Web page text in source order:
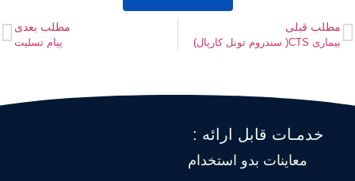
مطلب قبلی
بیماری CTS( سندروم تونل کارپال)
مطلب بعدی
پیام تسلیت
خدمـات قابل ارائه :
معاینات بدو استخدام